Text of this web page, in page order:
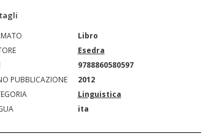
Libro
Esedra
9788860580597
PUBBLICAZIONE
2012
Linguistica
ita